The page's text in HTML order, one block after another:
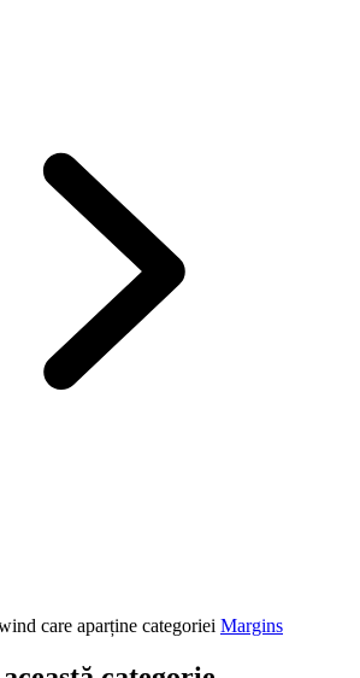
care aparține categoriei Margins